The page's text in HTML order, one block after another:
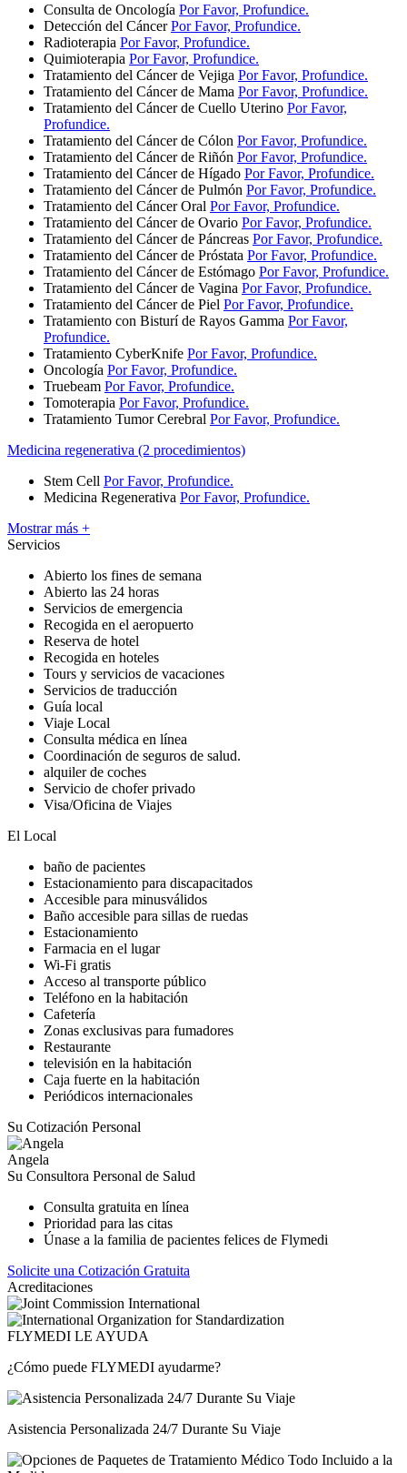
Consulta de Oncología Por Favor, Profundice.
Detección del Cáncer Por Favor, Profundice.
Radioterapia Por Favor, Profundice.
Quimioterapia Por Favor, Profundice.
Tratamiento del Cáncer de Vejiga Por Favor, Profundice.
Tratamiento del Cáncer de Mama Por Favor, Profundice.
Tratamiento del Cáncer de Cuello Uterino Por Favor,
Profundice.
Tratamiento del Cáncer de Cólon Por Favor, Profundice.
Tratamiento del Cáncer de Riñón Por Favor, Profundice.
Tratamiento del Cáncer de Hígado Por Favor, Profundice.
Tratamiento del Cáncer de Pulmón Por Favor, Profundice.
Tratamiento del Cáncer Oral Por Favor, Profundice.
Tratamiento del Cáncer de Ovario Por Favor, Profundice.
Tratamiento del Cáncer de Páncreas Por Favor, Profundice.
Tratamiento del Cáncer de Próstata Por Favor, Profundice.
Tratamiento del Cáncer de Estómago Por Favor, Profundice.
Tratamiento del Cáncer de Vagina Por Favor, Profundice.
Tratamiento del Cáncer de Piel Por Favor, Profundice.
Tratamiento con Bisturí de Rayos Gamma Por Favor,
Profundice.
Tratamiento CyberKnife Por Favor, Profundice.
Oncología Por Favor, Profundice.
Truebeam Por Favor, Profundice.
Tomoterapia Por Favor, Profundice.
Tratamiento Tumor Cerebral Por Favor, Profundice.
Medicina regenerativa (2 procedimientos)
Stem Cell Por Favor, Profundice.
Medicina Regenerativa Por Favor, Profundice.
Mostrar más +
Servicios
Abierto los fines de semana
Abierto las 24 horas
Servicios de emergencia
Recogida en el aeropuerto
Reserva de hotel
Recogida en hoteles
Tours y servicios de vacaciones
Servicios de traducción
Guía local
Viaje Local
Consulta médica en línea
Coordinación de seguros de salud.
alquiler de coches
Servicio de chofer privado
Visa/Oficina de Viajes
El Local
baño de pacientes
Estacionamiento para discapacitados
Accesible para minusválidos
Baño accesible para sillas de ruedas
Estacionamiento
Farmacia en el lugar
Wi-Fi gratis
Acceso al transporte público
Teléfono en la habitación
Cafetería
Zonas exclusivas para fumadores
Restaurante
televisión en la habitación
Caja fuerte en la habitación
Periódicos internacionales
Su Cotización Personal
Angela
Su Consultora Personal de Salud
Consulta gratuita en línea
Prioridad para las citas
Únase a la familia de pacientes felices de Flymedi
Solicite una Cotización Gratuita
Acreditaciones
FLYMEDI LE AYUDA
¿Cómo puede FLYMEDI ayudarme?
Asistencia Personalizada 24/7 Durante Su Viaje